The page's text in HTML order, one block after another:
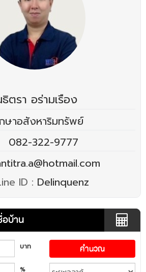
ตรา อร่ามเรือง
ษาอสังหาริมทรัพย์
082-322-9777
ID : Delinquenz
บ้าน
บาท
%